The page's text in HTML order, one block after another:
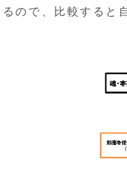
ので、比較すると